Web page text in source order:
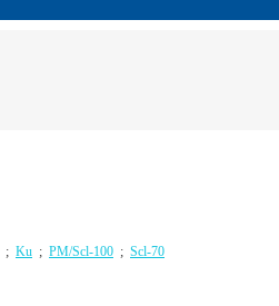
; Ku ; PM/Scl-100 ; Scl-70